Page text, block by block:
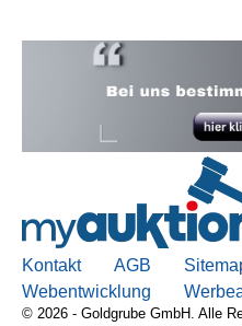
Kontakt AGB
Webentwicklung
© 2026 - Goldgrube GmbH. Alle